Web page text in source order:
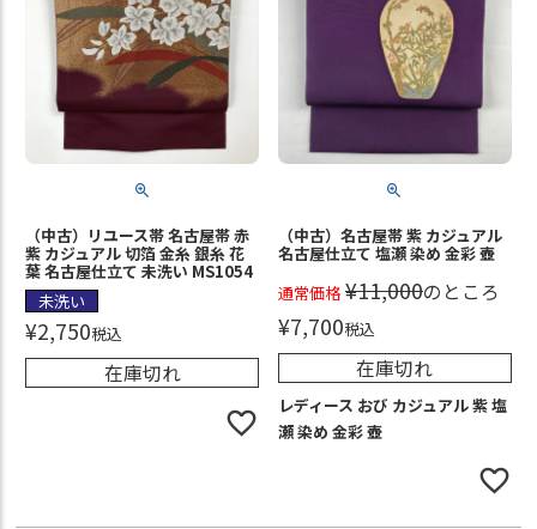
（中古）リユース帯 名古屋帯 赤
紫 カジュアル 切箔 金糸 銀糸 花
葉 名古屋仕立て 未洗い MS1054
未洗い
¥2,750税込
在庫切れ
（中古）名古屋帯 紫 カジュアル
名古屋仕立て 塩瀬 染め 金彩 壺
通常価格 ¥11,000のところ
¥7,700税込
在庫切れ
レディース おび カジュアル 紫 塩
瀬 染め 金彩 壺